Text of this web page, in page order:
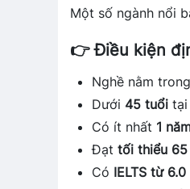
Một số ngành nổi
👉 Điều kiện
Nghề nằm
Dưới 45 tuổi tại
Có ít nhất 1
Đạttối thiểu
Có IELTS từ